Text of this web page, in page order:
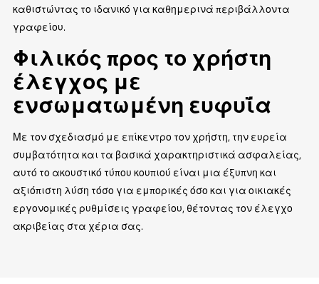
καθιστώντας το ιδανικό για καθημερινά περιβάλλοντα
γραφείου.
Φιλικός προς το χρήστη
έλεγχος με
ενσωματωμένη ευφυΐα
Με τον σχεδιασμό με επίκεντρο τον χρήστη, την ευρεία
συμβατότητα και τα βασικά χαρακτηριστικά ασφαλείας,
αυτό το ακουστικό τύπου κουπιού είναι μια έξυπνη και
αξιόπιστη λύση τόσο για εμπορικές όσο και για οικιακές
εργονομικές ρυθμίσεις γραφείου, θέτοντας τον έλεγχο
ακριβείας στα χέρια σας.